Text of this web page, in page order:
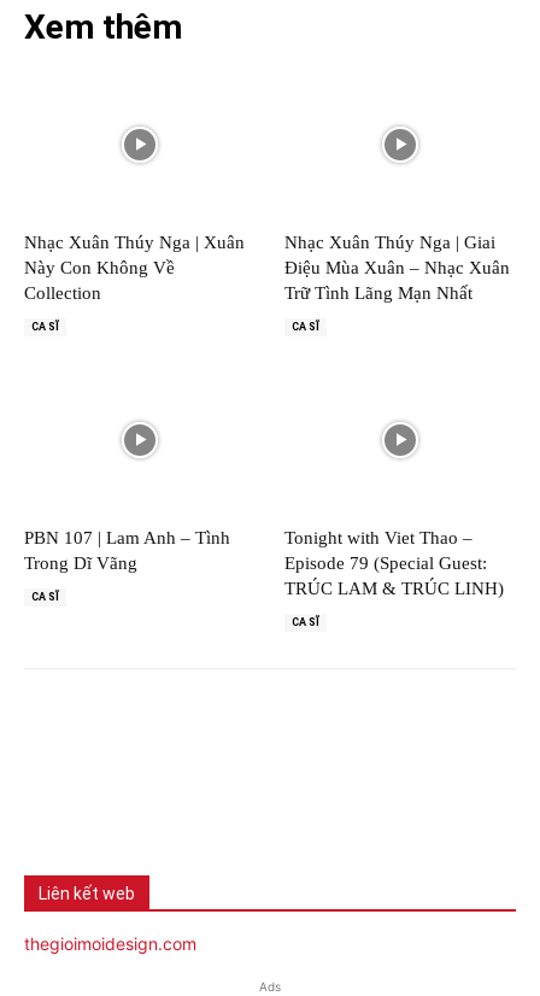
Xem thêm
Nhạc Xuân Thúy Nga | Xuân
Này Con Không Về
Collection
CA SĨ
Nhạc Xuân Thúy Nga | Giai
Điệu Mùa Xuân – Nhạc Xuân
Trữ Tình Lãng Mạn Nhất
CA SĨ
PBN 107 | Lam Anh – Tình
Trong Dĩ Vãng
CA SĨ
Tonight with Viet Thao –
Episode 79 (Special Guest:
TRÚC LAM & TRÚC LINH)
CA SĨ
Liên kết web
thegioimoidesign.com
Ads